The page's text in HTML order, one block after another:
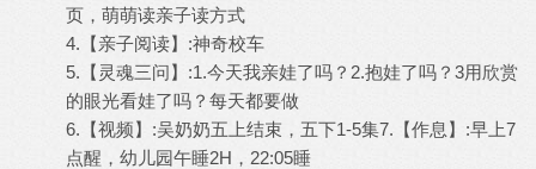
页，萌萌读亲子读方式
4.【亲子阅读】:神奇校车
5.【灵魂三问】:1.今天我亲娃了吗？2.抱娃了吗？3用欣赏
的眼光看娃了吗？每天都要做
6.【视频】:吴奶奶五上结束，五下1-5集7.【作息】:早上7
点醒，幼儿园午睡2H，22:05睡